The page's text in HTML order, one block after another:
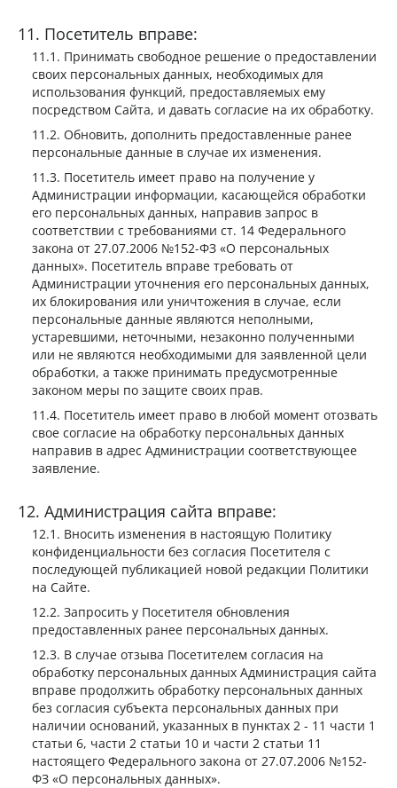
Посетитель вправе:
Принимать свободное решение о предоставлении
своих персональных данных, необходимых для
использования функций, предоставляемых ему
посредством Сайта, и давать согласие на их обработку.
Обновить, дополнить предоставленные ранее
персональные данные в случае их изменения.
Посетитель имеет право на получение у
Администрации информации, касающейся обработки
его персональных данных, направив запрос в
соответствии с требованиями ст. 14 Федерального
закона от 27.07.2006 №152-ФЗ «О персональных
данных». Посетитель вправе требовать от
Администрации уточнения его персональных данных,
их блокирования или уничтожения в случае, если
персональные данные являются неполными,
устаревшими, неточными, незаконно полученными
или не являются необходимыми для заявленной цели
обработки, а также принимать предусмотренные
законом меры по защите своих прав.
Посетитель имеет право в любой момент отозвать
свое согласие на обработку персональных данных
направив в адрес Администрации соответствующее
заявление.
Администрация сайта вправе:
Вносить изменения в настоящую Политику
конфиденциальности без согласия Посетителя с
последующей публикацией новой редакции Политики
на Сайте.
Запросить у Посетителя обновления
предоставленных ранее персональных данных.
В случае отзыва Посетителем согласия на
обработку персональных данных Администрация сайта
вправе продолжить обработку персональных данных
без согласия субъекта персональных данных при
наличии оснований, указанных в пунктах 2 - 11 части 1
статьи 6, части 2 статьи 10 и части 2 статьи 11
настоящего Федерального закона от 27.07.2006 №152-
ФЗ «О персональных данных».